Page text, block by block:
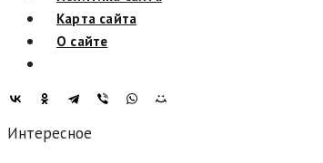
Карта сайта
О сайте
Интересное